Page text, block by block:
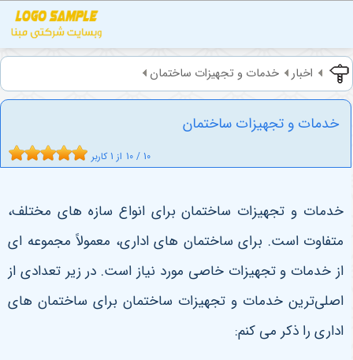
اخبار خدمات و تجهیزات ساختمان
خدمات و تجهیزات ساختمان
10 / 10 از 1 کاربر
خدمات و تجهیزات ساختمان برای انواع سازه های مختلف،
متفاوت است. برای ساختمان های اداری، معمولاً مجموعه ای
از خدمات و تجهیزات خاصی مورد نیاز است. در زیر تعدادی از
اصلی‌ترین خدمات و تجهیزات ساختمان برای ساختمان های
اداری را ذکر می کنم: